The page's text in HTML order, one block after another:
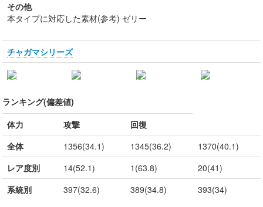
その他
本タイプに対応した素材(参考) ゼリー
チャガマシリーズ
ランキング(偏差値)
体力
攻撃
回復
全体
1356(34.1) 1345(36.2)
1370(40.1)
レア度別
14(52.1) 1(63.8)
20(41)
系統別
397(32.6) 389(34.8) 393(34)